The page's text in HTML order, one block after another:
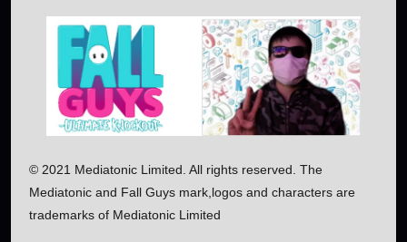
© 2021 Mediatonic Limited. All rights reserved. The
Mediatonic and Fall Guys mark,logos and characters are
trademarks of Mediatonic Limited